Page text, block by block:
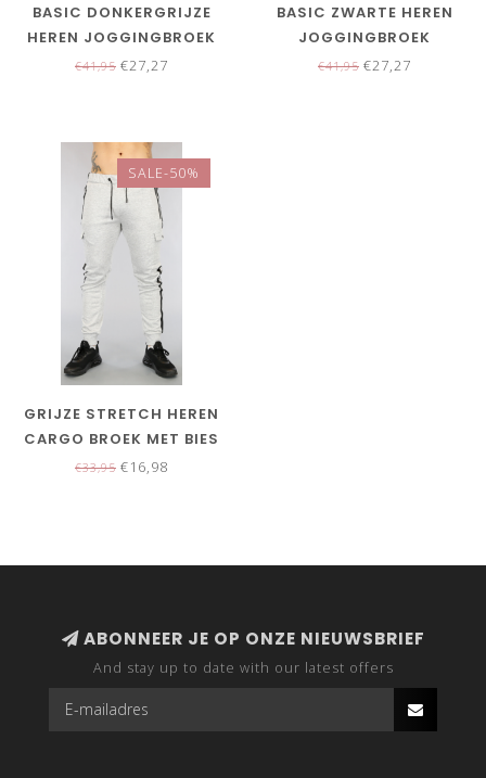
BASIC DONKERGRIJZE
HEREN JOGGINGBROEK
€41,95 €27,27
BASIC ZWARTE HEREN
JOGGINGBROEK
€41,95 €27,27
SALE-50%
GRIJZE STRETCH HEREN
CARGO BROEK MET BIES
€33,95 €16,98
ABONNEER JE OP ONZE NIEUWSBRIEF
And stay up to date with our latest offers